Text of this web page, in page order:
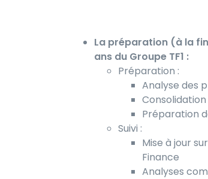
La préparation (à la
ans du Groupe TF1 :
Préparation :
Analyse des
Préparation
Suivi :
Mise à jour
Finance
Analyses